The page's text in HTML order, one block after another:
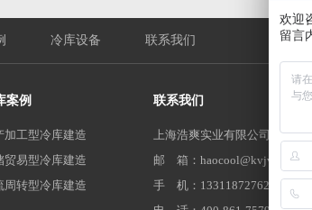
冷库设备 联系我们
案例
加工型冷库建造
贸易型冷库建造
周转型冷库建造
联系我们
上海浩爽实业有限公司
邮 箱：haocool@kvjv.com
手 机：13311872762
欢迎
留言